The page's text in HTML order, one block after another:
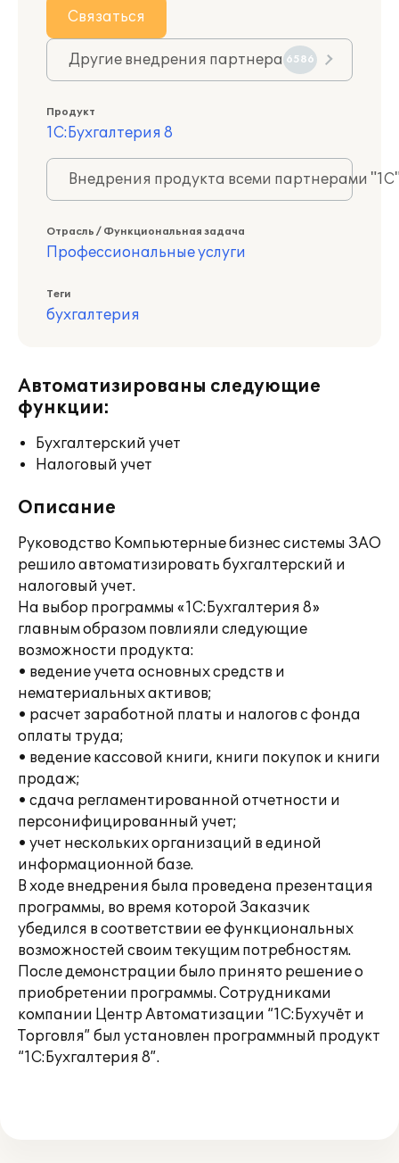
Связаться
Другие внедрения партнера 6586
Продукт
1С:Бухгалтерия 8
Внедрения продукта всеми партнерами
Отрасль / Функциональная задача
Профессиональные услуги
Теги
бухгалтерия
Автоматизированы следующие
функции:
Бухгалтерский учет
Налоговый учет
Описание
Руководство Компьютерные бизнес системы ЗАО
решило автоматизировать бухгалтерский и
налоговый учет.
На выбор программы «1С:Бухгалтерия 8»
главным образом повлияли следующие
возможности продукта:
• ведение учета основных средств и
нематериальных активов;
• расчет заработной платы и налогов с фонда
оплаты труда;
• ведение кассовой книги, книги покупок и книги
продаж;
• сдача регламентированной отчетности и
персонифицированный учет;
• учет нескольких организаций в единой
информационной базе.
В ходе внедрения была проведена презентация
программы, во время которой Заказчик
убедился в соответствии ее функциональных
возможностей своим текущим потребностям.
После демонстрации было принято решение о
приобретении программы. Сотрудниками
компании Центр Автоматизации “1C:Бухучёт и
Торговля” был установлен программный продукт
“1С:Бухгалтерия 8”.